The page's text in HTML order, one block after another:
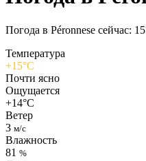
Погода в Péronnesе сейчас:
Температура
+15°C
Почти ясно
Ощущается
+14°C
Ветер
3 м/с
Влажность
81 %